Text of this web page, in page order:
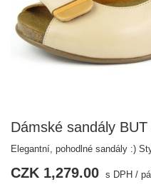
Dámské sandály
Elegantní, pohodlné sandály :)
CZK 1,279.00 s DPH /